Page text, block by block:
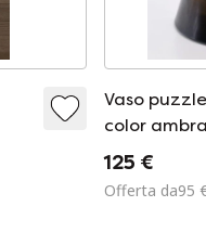
Vaso
color
anni '70.
125 €
Offerta da95